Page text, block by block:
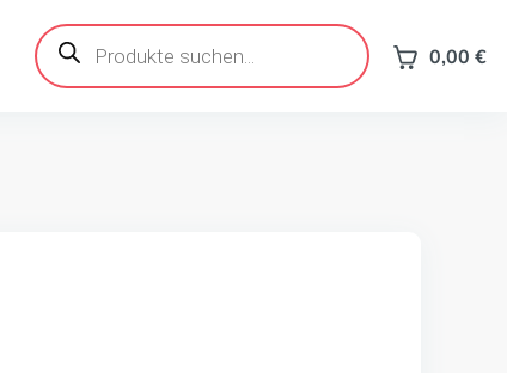
Products
search 0,00 €